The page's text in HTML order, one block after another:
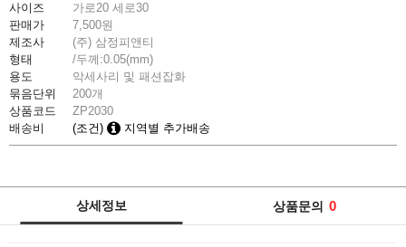
사이즈 가로20 세로30
판매가
7,500원
제조사
(주) 삼정피앤티
형태
/두께:0.05(mm)
용도
악세사리 및 패션잡화
묶음단위
200개
상품코드
ZP2030
배송비
(조건) 지역별 추가배송
상세정보 상품문의 0